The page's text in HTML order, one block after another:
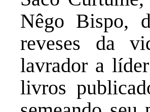
Nêgo Bispo,
reveses da
lavrador a
livros